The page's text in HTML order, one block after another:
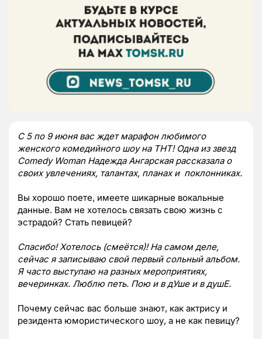
С 5 по 9 июня вас ждет марафон любимого
женского комедийного шоу на ТНТ! Одна из звезд
Comedy WomanНадежда Ангарская рассказала о
своих увлечениях, талантах, планах и поклонниках.
Вы хорошо поете, имеете шикарные вокальные
данные. Вам не хотелось связать свою жизнь с
эстрадой? Стать певицей?
Спасибо! Хотелось (смеётся)! На самом деле,
сейчас я записываю свой первый сольный альбом.
Я часто выступаю на разных мероприятиях,
вечеринках. Люблю петь. Пою и в дУше и в душЕ.
Почему сейчас вас больше знают, как актрису и
резидента юмористического шоу, а не как певицу?